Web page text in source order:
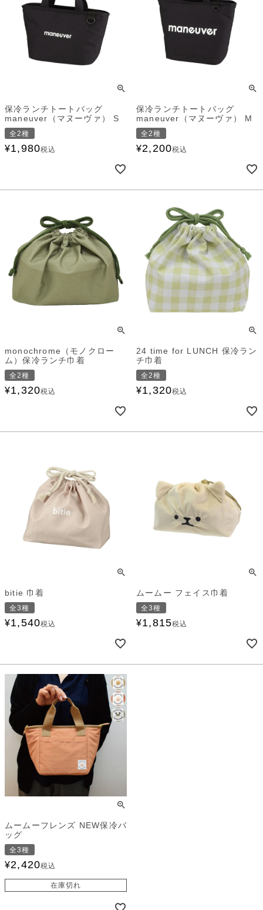
保冷ランチトートバッグ
maneuver（マヌーヴァ） S
全2種
¥1,980税込
保冷ランチトートバッグ
maneuver（マヌーヴァ） M
全2種
¥2,200税込
monochrome（モノクロー
ム）保冷ランチ巾着
全2種
¥1,320税込
24 time for LUNCH 保冷ラン
チ巾着
全2種
¥1,320税込
bitie 巾着
全3種
¥1,540税込
ムームー フェイス巾着
全3種
¥1,815税込
ムームーフレンズ NEW保冷バ
ッグ
全3種
¥2,420税込
在庫切れ